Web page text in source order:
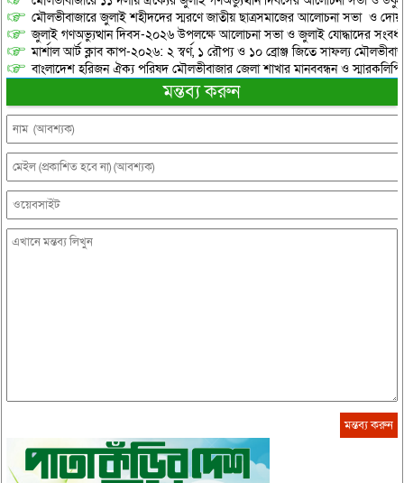
মৌলভীবাজারে জুলাই শহীদদের স্মরণে জাতীয় ছাত্রসমাজের আলোচনা সভা ও
জুলাই গণঅভ্যুত্থান দিবস-২০২৬ উপলক্ষে আলোচনা সভা ও জুলাই যোদ্ধাদের
মার্শাল আর্ট ক্লাব কাপ-২০২৬: ২ স্বর্ণ, ১ রৌপ্য ও ১০ ব্রোঞ্জ জিতে সাফল্য
বাংলাদেশ হরিজন ঐক্য পরিষদ মৌলভীবাজার জেলা শাখার মানববন্ধন ও স্মারকলিপি
মন্তব্য করুন